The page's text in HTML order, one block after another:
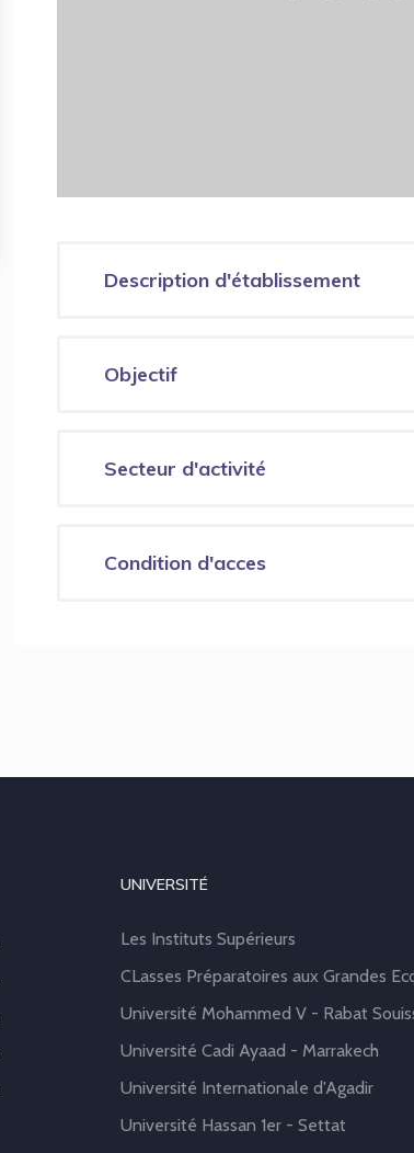
Description d'établissement
Objectif
Secteur d'activité
Condition d'acces
UNIVERSITÉ
Les Instituts Supérieurs
CLasses Préparatoires aux Grandes
Université Mohammed V - Rabat
Université Cadi Ayaad - Marrakech
Université Internationale d'Agadir
Université Hassan 1er - Settat